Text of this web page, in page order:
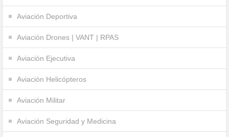
Aviación Deportiva
Aviación Drones | VANT | RPAS
Aviación Ejecutiva
Aviación Helicópteros
Aviación Militar
Aviación Seguridad y Medicina